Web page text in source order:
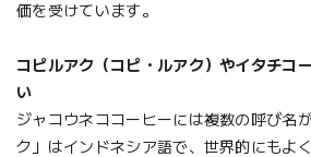
価を受けています。
コピルアク（コピ・ルアク）やイタチコ
い
ジャコウネココーヒーには複数の呼び名
ク」はインドネシア語で、世界的にもよ